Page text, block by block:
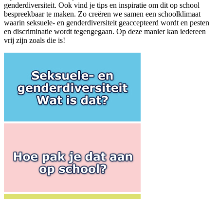
genderdiversiteit. Ook vind je tips en inspiratie om dit op school
bespreekbaar te maken. Zo creëren we samen een schoolklimaat
waarin seksuele- en genderdiversiteit geaccepteerd wordt en pesten
en discriminatie wordt tegengegaan. Op deze manier kan iedereen
vrij zijn zoals die is!